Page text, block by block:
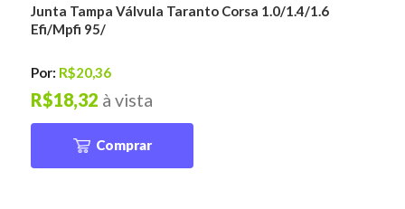
Junta Tampa Válvula Taranto Corsa 1.0/1.4/1.6
Efi/Mpfi 95/
Por: R$20,36
à vista
R$18,32
Comprar